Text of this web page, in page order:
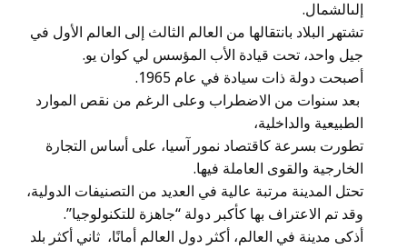
إلىالشمال.
تشتهر البلاد بانتقالها من العالم الثالث إلى العالم الأول في
جيل واحد، تحت قيادة الأب المؤسس لي كوان يو.
أصبحت دولة ذات سيادة في عام 1965.
بعد سنوات من الاضطراب وعلى الرغم من نقص الموارد
الطبيعية والداخلية،
تطورت بسرعة كاقتصاد نمور آسيا، على أساس التجارة
الخارجية والقوى العاملة فيها.
تحتل المدينة مرتبة عالية في العديد من التصنيفات الدولية،
وقد تم الاعتراف بها كأكبر دولة “جاهزة للتكنولوجيا”.
أذكى مدينة في العالم، أكثر دول العالم أمانًا، ثاني أكثر بلد